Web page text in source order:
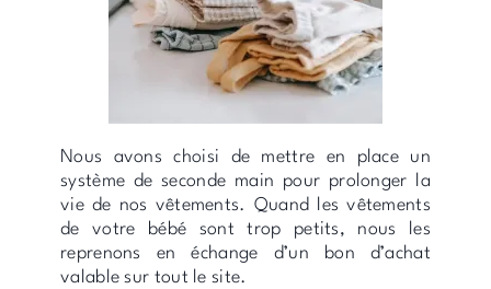
Nous avons choisi de mettre en place un
système de seconde main pour prolonger la
vie de nos vêtements. Quand les vêtements
de votre bébé sont trop petits, nous les
reprenons en échange d’un bon d’achat
valable sur tout le site.